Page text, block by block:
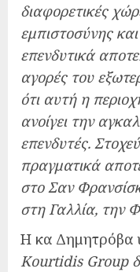
διαφορετικές
εμπιστοσύνης
επενδυτικά
αγορές του
ότι αυτή η
ανοίγει την
επενδυτές.
πραγματικά
στο Σαν
στη Γαλλία, την
Η κα Δημητρόβα
Kourtidis Group